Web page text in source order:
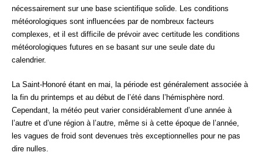
nécessairement sur une base scientifique solide. Les conditions
météorologiques sont influencées par de nombreux facteurs
complexes, et il est difficile de prévoir avec certitude les conditions
météorologiques futures en se basant sur une seule date du
calendrier.
La Saint-Honoré étant en mai, la période est généralement associée à
la fin du printemps et au début de l’été dans l’hémisphère nord.
Cependant, la météo peut varier considérablement d’une année à
l’autre et d’une région à l’autre, même si à cette époque de l’année,
les vagues de froid sont devenues très exceptionnelles pour ne pas
dire nulles.